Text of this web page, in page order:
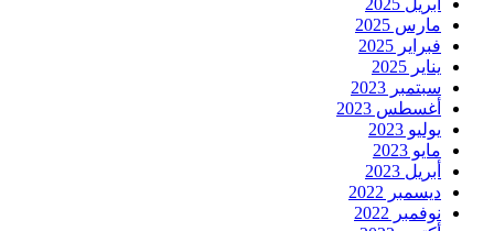
مارس 2025
فبراير 2025
يناير 2025
سبتمبر 2023
أغسطس 2023
يوليو 2023
مايو 2023
أبريل 2023
ديسمبر 2022
نوفمبر 2022